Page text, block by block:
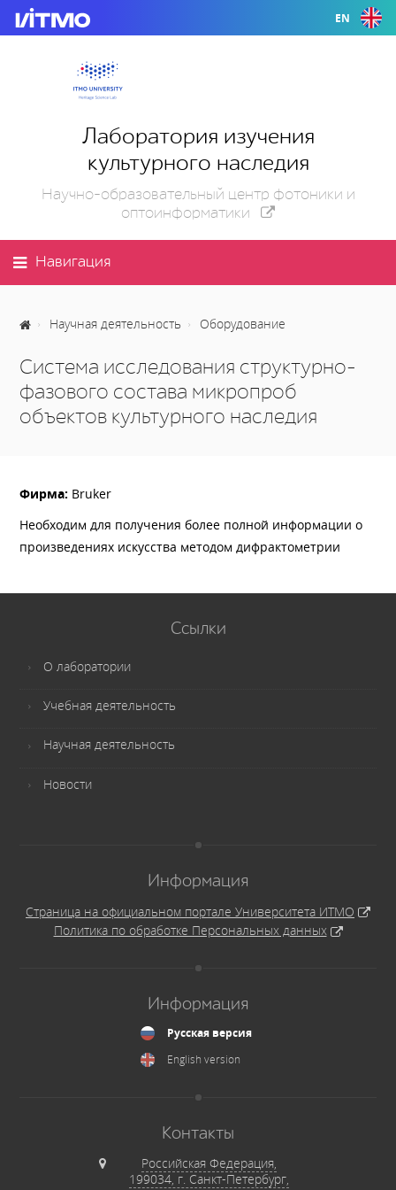
EN
Лаборатория изучения
культурного наследия
Научно-образовательный центр фотоники и
оптоинформатики
Навигация
Научная деятельность Оборудование
Система исследования структурно-
фазового состава микропроб
объектов культурного наследия
Фирма: Bruker
Необходим для получения более полной информации о
произведениях искусства методом дифрактометрии
Ссылки
О лаборатории
Учебная деятельность
Научная деятельность
Новости
Информация
Страница на официальном портале Университета ИТМО
Политика по обработке Персональных данных
Информация
Русская версия
English version
Контакты
Российская Федерация,
199034, г. Санкт-Петербург,